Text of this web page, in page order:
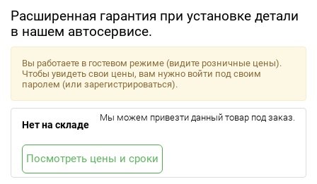
Расширенная гарантия при установке детали
в нашем автосервисе.
Вы работаете в гостевом режиме (видите розничные цены).
Чтобы увидеть свои цены, вам нужно войти под своим
паролем (или зарегистрироваться).
Нет на складе
Мы можем привезти данный товар под заказ.
Посмотреть цены и сроки